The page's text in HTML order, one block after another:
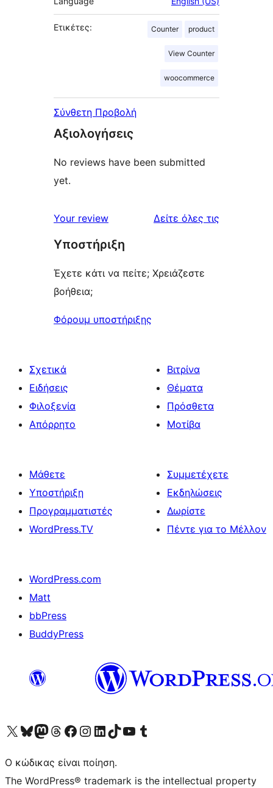
Ετικέτες: Counter product
View Counter
woocommerce
Σύνθετη Προβολή
Αξιολογήσεις
No reviews have been submitted
yet.
Your review Δείτε όλες τις
Υποστήριξη
Έχετε κάτι να πείτε; Χρειάζεστε
βοήθεια;
Φόρουμ υποστήριξης
Σχετικά
Ειδήσεις
Φιλοξενία
Απόρρητο
Βιτρίνα
Θέματα
Πρόσθετα
Μοτίβα
Μάθετε
Υποστήριξη
Προγραμματιστές
WordPress.TV
Συμμετέχετε
Εκδηλώσεις
Δωρίστε
Πέντε για το Μέλλον
WordPress.com
Matt
bbPress
BuddyPress
Visit our X (formerly Twitter) account
Visit our Bluesky account
Επισκεφθείτε τον λογαριασμό μας στο Mastodon
Visit our Threads account
Επισκεφτείτε τη σελίδα μας στο Facebook
Επισκεφθείτε τον λογαριασμό μας Instagram
Επισκεφθείτε τον λογαριασμό μας LinkedIn
Visit our TikTok account
Visit our YouTube channel
Visit our Tumblr account
Ο κώδικας είναι ποίηση.
The WordPress® trademark is the intellectual property